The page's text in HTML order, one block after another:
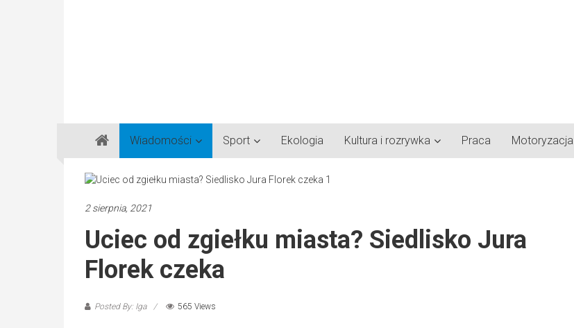
Gazeta
Regionalna
Częstochowa,
Lubliniec,
Wiadomości Sport Ekologia Kultura i rozrywka Praca Motoryzacja
2 sierpnia, 2021
Uciec od zgiełku miasta? Siedlisko Jura
Florek czeka
Posted By: Iga 565 Views